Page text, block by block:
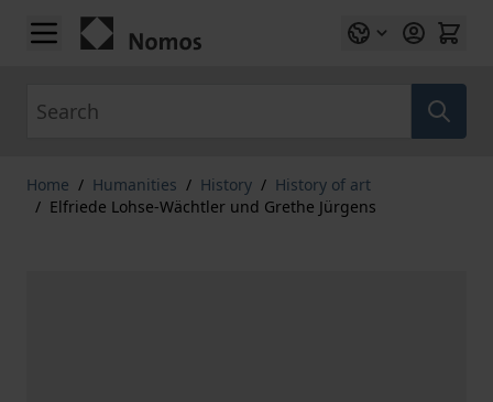
Skip to Content
Home / Humanities / History / History of art
/ Elfriede Lohse-Wächtler und Grethe Jürgens